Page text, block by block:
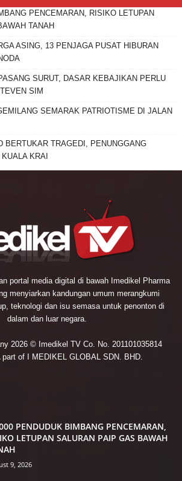
PENCEMARAN, RISIKO LETUPAN
TANAH
ASING, 13 PENJAGA PUSAT HIBURAN
SURUT, DASAR KEBAJIKAN PERLU
SIM
SEMARAK PATRIOTISME DI JALAN
BERTUKAR TRAGEDI, PENUNGGANG
KRAI
portal media digital di bawah Imedikel Pharma
menyiarkan kandungan umum merangkumi
teknologi dan isu semasa untuk penonton di
dalam dan luar negara.
2026 © Imedikel TV Co. No. 201101035814
part of I MEDIKEL GLOBAL SDN. BHD.
PENDUDUK BIMBANG PENCEMARAN,
LETUPAN SALURAN PAIP GAS BAWAH
9, 2026